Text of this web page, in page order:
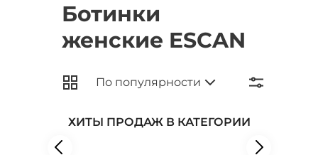
Ботинки
женские ESCAN
ХИТЫ ПРОДАЖ В КАТЕГОРИИ